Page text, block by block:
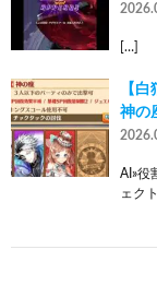
[…]
【
神の
AI»役
ェク